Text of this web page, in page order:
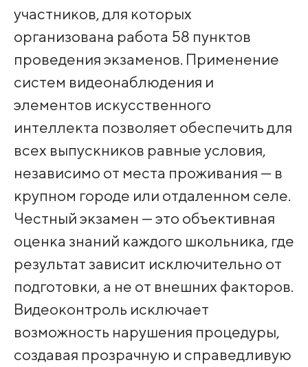
участников, для которых
организована работа 58 пунктов
проведения экзаменов. Применение
систем видеонаблюдения и
элементов искусственного
интеллекта позволяет обеспечить для
всех выпускников равные условия,
независимо от места проживания — в
крупном городе или отдаленном селе.
Честный экзамен — это объективная
оценка знаний каждого школьника, где
результат зависит исключительно от
подготовки, а не от внешних факторов.
Видеоконтроль исключает
возможность нарушения процедуры,
создавая прозрачную и справедливую